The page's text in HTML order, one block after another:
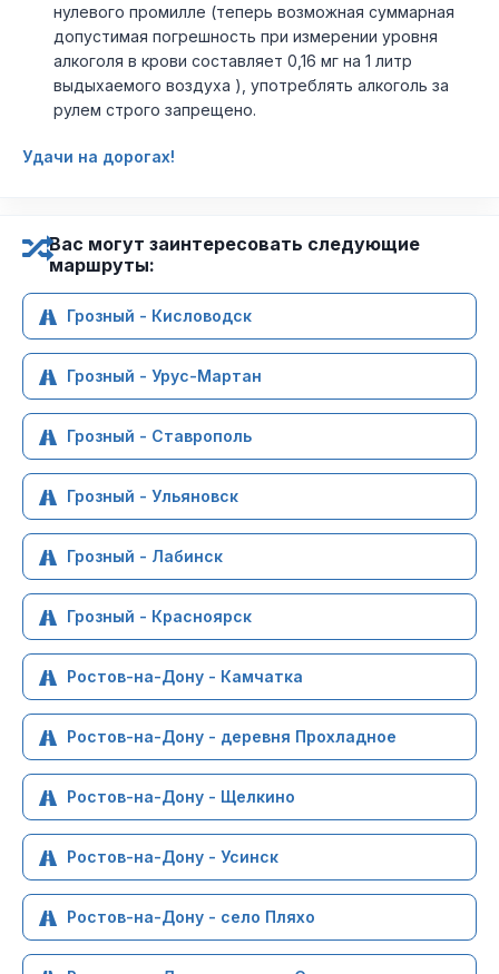
нулевого промилле (теперь возможная суммарная
допустимая погрешность при измерении уровня
алкоголя в крови составляет 0,16 мг на 1 литр
выдыхаемого воздуха ), употреблять алкоголь за
рулем строго запрещено.
Удачи на дорогах!
Вас могут заинтересовать следующие
маршруты:
Грозный - Кисловодск
Грозный - Урус-Мартан
Грозный - Ставрополь
Грозный - Ульяновск
Грозный - Лабинск
Грозный - Красноярск
Ростов-на-Дону - Камчатка
Ростов-на-Дону - деревня Прохладное
Ростов-на-Дону - Щелкино
Ростов-на-Дону - Усинск
Ростов-на-Дону - село Пляхо